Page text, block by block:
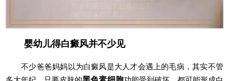
婴幼儿得白癜风并不少见
不少爸爸妈妈以为白癜风是大人才会遇上的毛病，其实不管